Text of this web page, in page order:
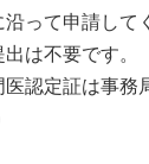
って申請して
は不要です。
医認定証は事